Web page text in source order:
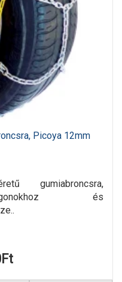
Picoya 12mm
gumiabroncsra,
és